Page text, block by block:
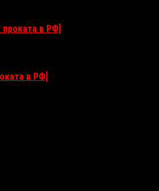
проката в РФ]
в РФ]